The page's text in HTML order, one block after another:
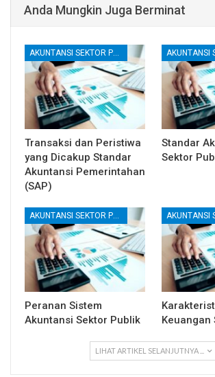
Anda Mungkin Juga Berminat
Transaksi dan Peristiwa
yang Dicakup Standar
Akuntansi Pemerintahan
(SAP)
Standar
Sektor
AKUNTANSI SEKTOR PUBLIK
Peranan Sistem
Akuntansi Sektor Publik
Keuangan
LIHAT ARTIKEL SELANJUTNYA ...